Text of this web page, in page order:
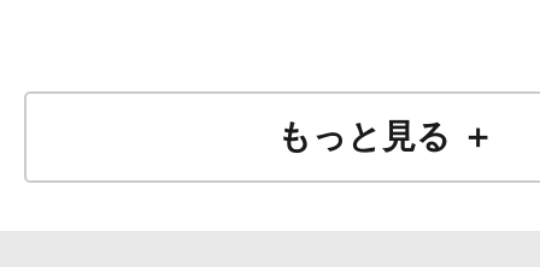
もっと見る ＋